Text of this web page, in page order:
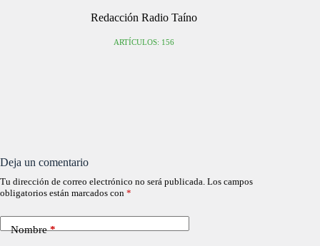
Redacción Radio Taíno
ARTÍCULOS: 156
Deja un comentario
Tu dirección de correo electrónico no será publicada. Los campos
obligatorios están marcados con *
Nombre*